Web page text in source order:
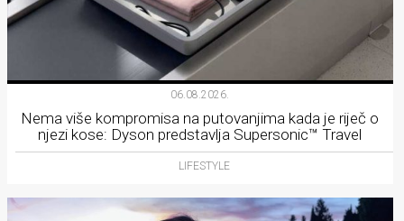
06.08.2026.
Nema više kompromisa na putovanjima kada je riječ o
njezi kose: Dyson predstavlja Supersonic™ Travel
LIFESTYLE